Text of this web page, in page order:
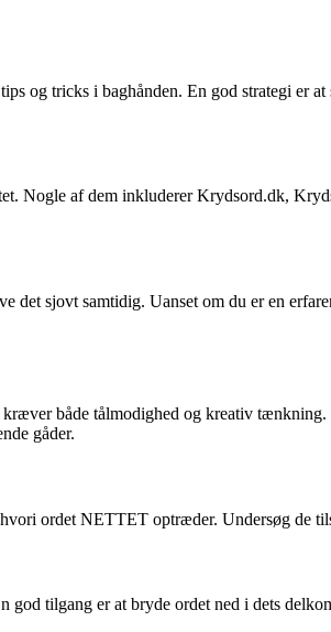
og tricks i baghånden. En god strategi er
Nogle af dem inkluderer Krydsord.dk,
det sjovt samtidig. Uanset om du er en
både tålmodighed og kreativ
gåder.
ordet NETTET optræder. Undersøg de
tilgang er at bryde ordet ned i dets